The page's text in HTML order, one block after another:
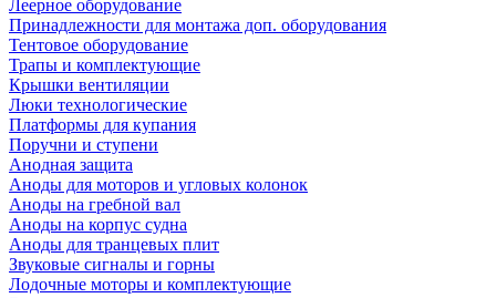
Леерное оборудование
Принадлежности для монтажа доп. оборудования
Тентовое оборудование
Трапы и комплектующие
Крышки вентиляции
Люки технологические
Платформы для купания
Поручни и ступени
Анодная защита
Аноды для моторов и угловых колонок
Аноды на гребной вал
Аноды на корпус судна
Аноды для транцевых плит
Звуковые сигналы и горны
Лодочные моторы и комплектующие